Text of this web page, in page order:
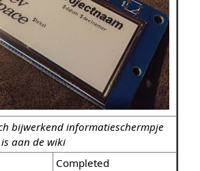
bijwerkend informatieschermpje
aan de wiki
Completed